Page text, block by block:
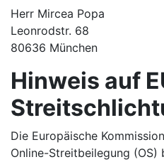
Herr Mircea Popa
Leonrodstr. 68
80636 München
Hinweis auf
Die Europäische
Online-Streitbeilegung (OS)